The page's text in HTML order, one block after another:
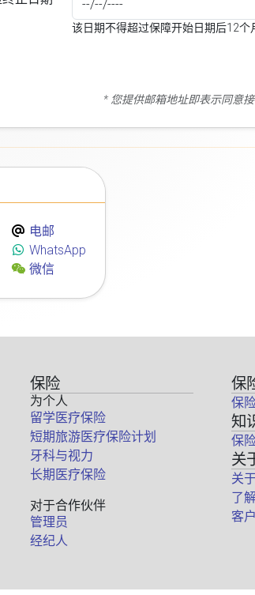
该日期不得超过保障开始日期后12个
* 您提供邮箱地址即表示同意
电邮
WhatsApp
微信
保险
为个人
留学医疗保险
短期旅游医疗保险计划
牙科与视力
长期医疗保险
对于合作伙伴
管理员
经纪人
保
保
知
保
关
关
了
客